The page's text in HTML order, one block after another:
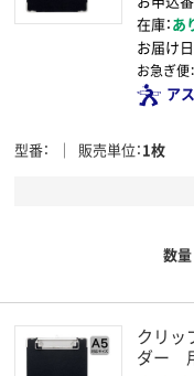
在庫：あ
お届け日
お急ぎ便：
ア
型番 販売単位 1枚
数量
クリ
ダー